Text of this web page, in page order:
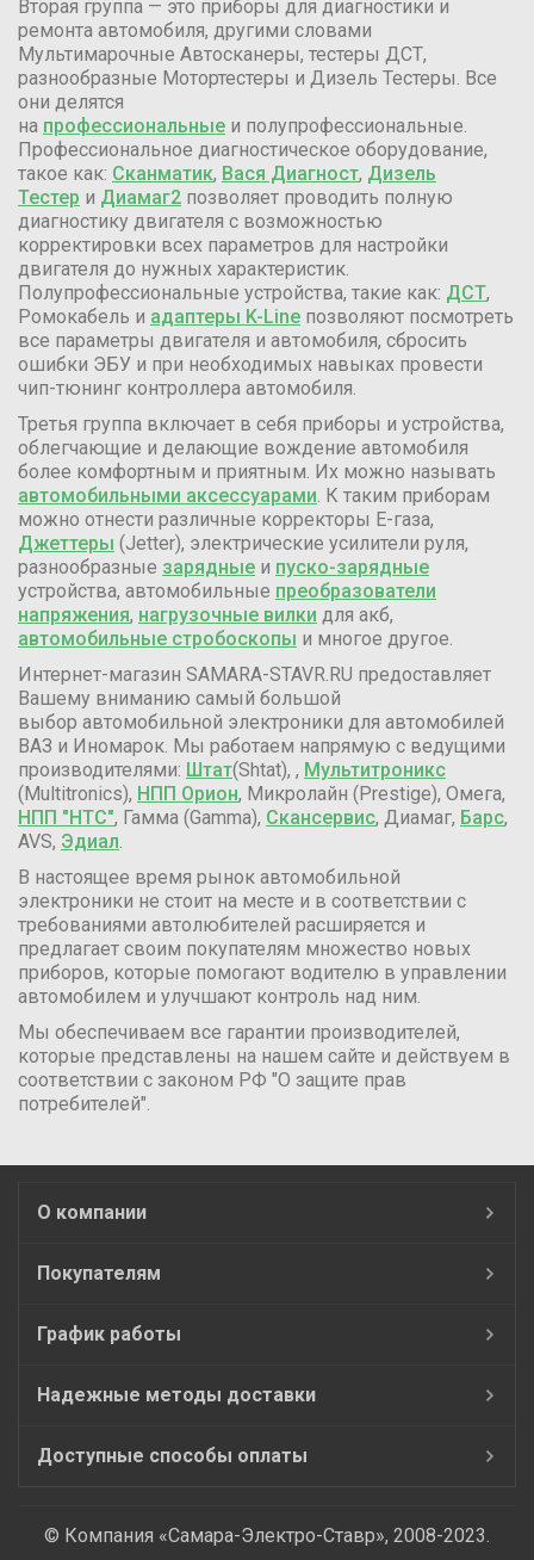
Вторая группа — это приборы для диагностики и
ремонта автомобиля, другими словами
Мультимарочные Автосканеры, тестеры ДСТ,
разнообразные Мотортестеры и Дизель Тестеры. Все
они делятся
на профессиональные и полупрофессиональные.
Профессиональное диагностическое оборудование,
такое как: Сканматик, Вася Диагност, Дизель
Тестер и Диамаг2 позволяет проводить полную
диагностику двигателя с возможностью
корректировки всех параметров для настройки
двигателя до нужных характеристик.
Полупрофессиональные устройства, такие как: ДСТ,
Ромокабель и адаптеры K-Line позволяют посмотреть
все параметры двигателя и автомобиля, сбросить
ошибки ЭБУ и при необходимых навыках провести
чип-тюнинг контроллера автомобиля.
Третья группа включает в себя приборы и устройства,
облегчающие и делающие вождение автомобиля
более комфортным и приятным. Их можно называть
автомобильными аксессуарами. К таким приборам
можно отнести различные корректоры Е-газа,
Джеттеры (Jetter), электрические усилители руля,
разнообразные зарядные и пуско-зарядные
устройства, автомобильные преобразователи
напряжения, нагрузочные вилки для акб,
автомобильные стробоскопы и многое другое.
Интернет-магазин SAMARA-STAVR.RU предоставляет
Вашему вниманию самый большой
выбор автомобильной электроники для автомобилей
ВАЗ и Иномарок. Мы работаем напрямую с ведущими
производителями: Штат(Shtat), , Мультитроникс
(Multitronics), НПП Орион, Микролайн (Prestige), Омега,
НПП "НТС", Гамма (Gamma), Скансервис, Диамаг, Барс,
AVS, Эдиал.
В настоящее время рынок автомобильной
электроники не стоит на месте и в соответствии с
требованиями автолюбителей расширяется и
предлагает своим покупателям множество новых
приборов, которые помогают водителю в управлении
автомобилем и улучшают контроль над ним.
Мы обеспечиваем все гарантии производителей,
которые представлены на нашем сайте и действуем в
соответствии с законом РФ "О защите прав
потребителей".
О компании
Покупателям
График работы
Надежные методы доставки
Доступные способы оплаты
© Компания «Самара-Электро-Ставр», 2008-2023.